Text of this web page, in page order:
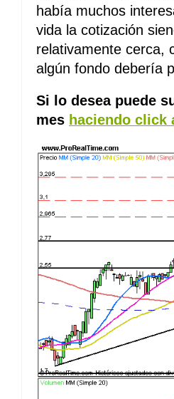
había muchos
vida la cotización
relativamente cerca,
algún fondo debería
Si lo desea puede
mes haciendo click